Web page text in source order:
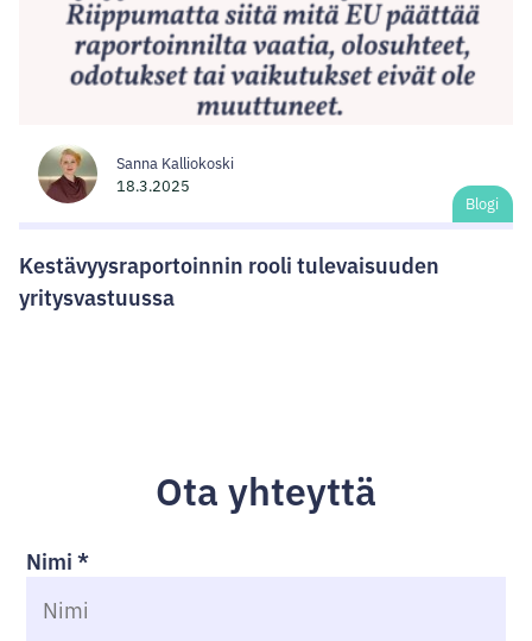
Sanna Kalliokoski
18.3.2025
Blogi
Kestävyysraportoinnin rooli tulevaisuuden
yritysvastuussa
Ota yhteyttä
Nimi*